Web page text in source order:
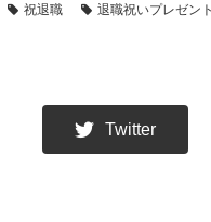
祝退職 退職祝いプレゼント
Twitter